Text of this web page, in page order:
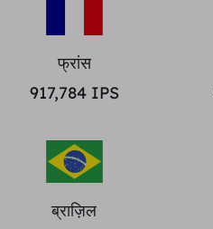
फ्रांस
917,784IPS
ब्राज़िल